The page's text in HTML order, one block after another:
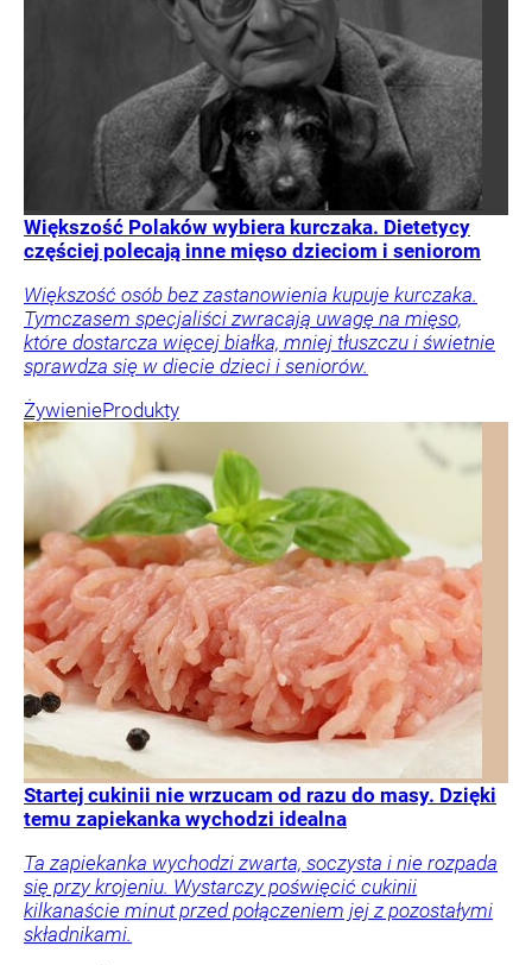
Większość Polaków wybiera kurczaka. Dietetycy
częściej polecają inne mięso dzieciom i seniorom
Większość osób bez zastanowienia kupuje kurczaka.
Tymczasem specjaliści zwracają uwagę na mięso,
które dostarcza więcej białka, mniej tłuszczu i świetnie
sprawdza się w diecie dzieci i seniorów.
ŻywienieProdukty
Startej cukinii nie wrzucam od razu do masy. Dzięki
temu zapiekanka wychodzi idealna
Ta zapiekanka wychodzi zwarta, soczysta i nie rozpada
się przy krojeniu. Wystarczy poświęcić cukinii
kilkanaście minut przed połączeniem jej z pozostałymi
składnikami.